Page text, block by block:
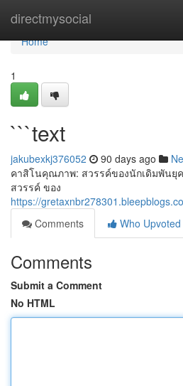
directmysocial
Home
Home
1
```text
jakubexkj376052 90 days ago
คาสิโนคุณภาพ: สวรรค์ของนักเดิมพันยุ
สวรรค์ ของ
https://
Comments
Who Upvoted
Comments
Submit a Comment
No HTML